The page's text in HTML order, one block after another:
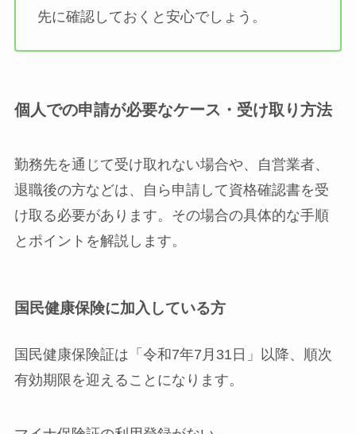
先に確認しておくと安心でしょう。
個人での申請が必要なケース・受け取り方法
勤務先を通じて受け取れない場合や、自営業者、
退職後の方などは、自ら申請して資格確認書を受
け取る必要があります。その場合の具体的な手順
とポイントを解説します。
国民健康保険に加入している方
国民健康保険証は「令和7年7月31日」以降、順次
有効期限を迎えることになります。